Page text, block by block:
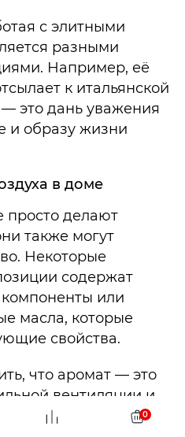
0
с элитными
разными
Например, её
к итальянской
— это дань уважения
и образу жизни
в доме
делают
также могут
Некоторые
содержат
или
масла, которые
свойства.
что аромат — это
вентиляции и
домашнего